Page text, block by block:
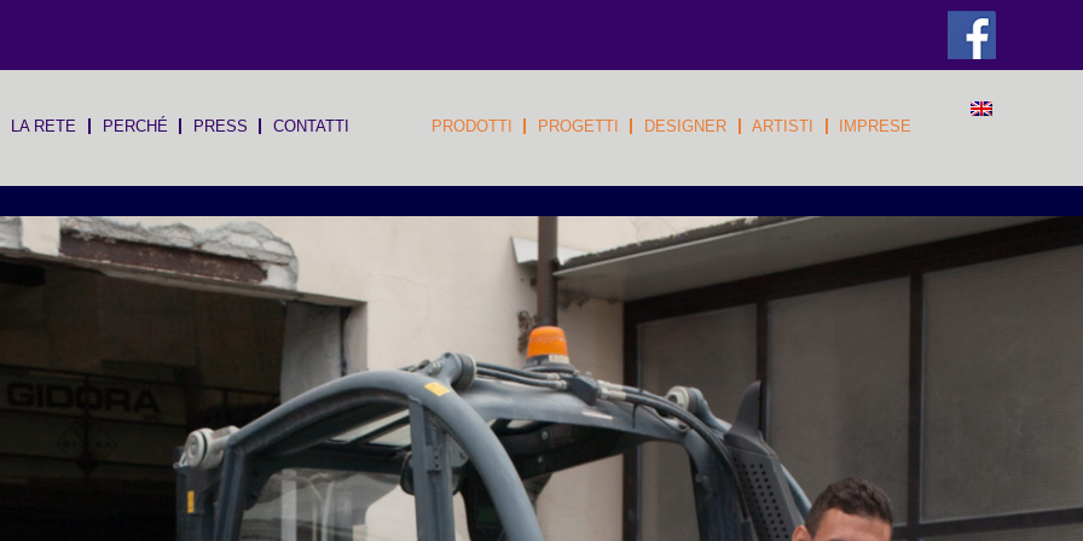
LA RETE PERCHÉ PRESS CONTATTI PRODOTTI PROGETTI DESIGNER ARTISTI IMPRESE